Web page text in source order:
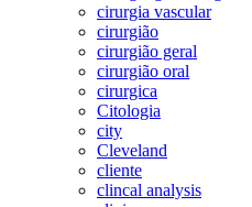
cirurgia vascular
cirurgião
cirurgião geral
cirurgião oral
cirurgica
Citologia
city
Cleveland
cliente
clincal analysis